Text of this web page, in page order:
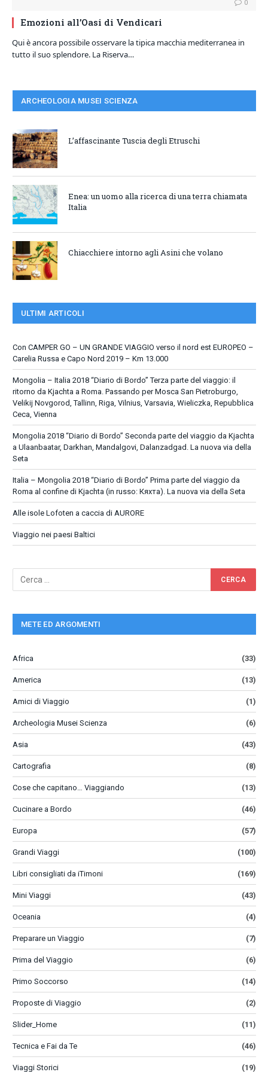
0
Emozioni all’Oasi di Vendicari
Qui è ancora possibile osservare la tipica macchia mediterranea in
tutto il suo splendore. La Riserva…
ARCHEOLOGIA MUSEI SCIENZA
L’affascinante Tuscia degli Etruschi
Enea: un uomo alla ricerca di una terra chiamata
Italia
Chiacchiere intorno agli Asini che volano
ULTIMI ARTICOLI
Con CAMPER GO – UN GRANDE VIAGGIO verso il nord est EUROPEO –
Carelia Russa e Capo Nord 2019 – Km 13.000
Mongolia – Italia 2018 “Diario di Bordo” Terza parte del viaggio: il
ritorno da Kjachta a Roma. Passando per Mosca San Pietroburgo,
Velikij Novgorod, Tallinn, Riga, Vilnius, Varsavia, Wieliczka, Repubblica
Ceca, Vienna
Mongolia 2018 “Diario di Bordo” Seconda parte del viaggio da Kjachta
a Ulaanbaatar, Darkhan, Mandalgovi, Dalanzadgad. La nuova via della
Seta
Italia – Mongolia 2018 “Diario di Bordo” Prima parte del viaggio da
Roma al confine di Kjachta (in russo: Кяхта). La nuova via della Seta
Alle isole Lofoten a caccia di AURORE
Viaggio nei paesi Baltici
METE ED ARGOMENTI
Africa (33)
America (13)
Amici di Viaggio (1)
Archeologia Musei Scienza (6)
Asia (43)
Cartografia (8)
Cose che capitano… Viaggiando (13)
Cucinare a Bordo (46)
Europa (57)
Grandi Viaggi (100)
Libri consigliati da iTimoni (169)
Mini Viaggi (43)
Oceania (4)
Preparare un Viaggio (7)
Prima del Viaggio (6)
Primo Soccorso (14)
Proposte di Viaggio (2)
Slider_Home (11)
Tecnica e Fai da Te (46)
Viaggi Storici (19)